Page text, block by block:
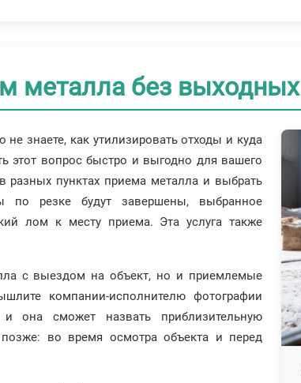
металла без выходных
знаете, как утилизировать отходы и куда
этот вопрос быстро и выгодно для вашего
пунктах приема металла и выбрать
резке будут завершены, выбранное
лом к месту приема. Эта услуга также
с выездом на объект, но и приемлемые
компании-исполнителю фотографии
она сможет назвать приблизительную
во время осмотра объекта и перед